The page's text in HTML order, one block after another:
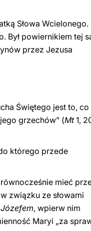
Słowa Wcielonego.
Był powiernikiem tej
przez Jezusa
Świętego jest to, co
grzechów” (Mt1,
którego przede
mieć
związku ze słowami
, wpierw nim
Maryi „za